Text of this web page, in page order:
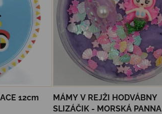
12cm
MÁMY V REJŽI HODVÁBNY
SLIZÁČIK - MORSKÁ PANNA